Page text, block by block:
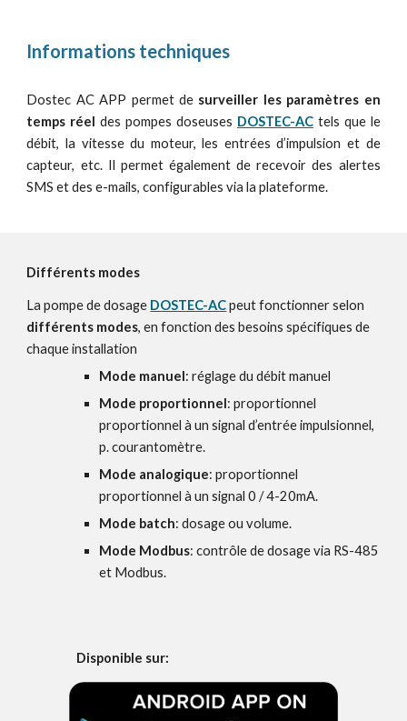
Informations techniques
Dostec AC APP permet de surveiller les paramètres en
temps réel des pompes doseuses DOSTEC-AC tels que le
débit, la vitesse du moteur, les entrées d’impulsion et de
capteur, etc. Il permet également de recevoir des alertes
SMS et des e-mails, configurables via la plateforme.
Différents modes
La pompe de dosage DOSTEC-ACpeut fonctionner selon
différents modes, en fonction des besoins spécifiques de
chaque installation
Mode manuel: réglage du débit manuel
Mode proportionnel: proportionnel
proportionnel à un signal d’entrée impulsionnel,
p. courantomètre.
Mode analogique: proportionnel
proportionnel à un signal 0 / 4-20mA.
Mode batch: dosage ou volume.
Mode Modbus: contrôle de dosage via RS-485
et Modbus.
Disponible sur: